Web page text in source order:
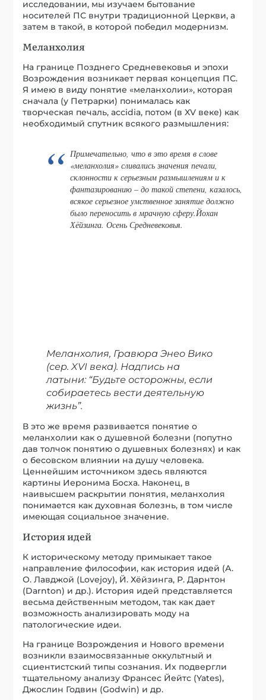
Возрождения возникает первая концепция ПС.
Я имею в виду понятие «меланхолии», которая
сначала (у Петрарки) понималась как
творческая печаль, accidia, потом (в XV веке) как
Примечательно, что в это время в слове
«меланхолия» сливались значения печали,
склонности к серьезным размышлениям и к
фантазированию – до такой степени, казалось,
Хёйзинга. Осень Средневековья.
Меланхолия, Гравюра Энео Вико
(сер. XVI века). Надпись на
наивысшем раскрытии понятия, меланхолия
понимается как духовная болезнь, в том числе
имеющая социальное значение.
История идей
К историческому методу примыкает такое
направление философии, как история идей (А.
О. Лавджой (Lovejoy), Й. Хёйзинга, Р. Дарнтон
(Darnton) и др.). История идей представляется
весьма действенным методом, так как дает
возможность анализировать моду на
патологические идеи.
На границе Возрождения и Нового времени
возникли взаимосвязанные оккультный и
сциентистский типы сознания. Их подвергли
тщательному анализу Франсес Йейтс (Yates),
Джослин Годвин (Godwin) и др.
Сознание просвещенцев, в том числе
представителей так называемого «радикального
Просвещения», исследовали Лео Штраусс
(Strauss), Джонатан Израел (Israel), Алан Корс
(Kors) и др.
Особенно богатая литература описывает судьбы
ПС в эпоху романтизма. Здесь необходимо
указать вновь на фундаментальную книгу М.
Абрамса «Естественное сверхъестественное»,
на сочинения Ф. Бейзера, Мартина Пристмана и
многих других.